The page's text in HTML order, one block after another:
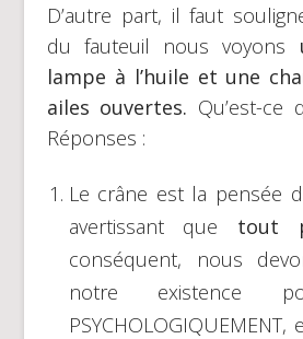
D’autre part, il faut
du fauteuil nous voyons
lampe à l’huile et une
ailes ouvertes. Qu’est-
Réponses :
Le crâne est la pensée
avertissant que tout
conséquent, nous
notre existence